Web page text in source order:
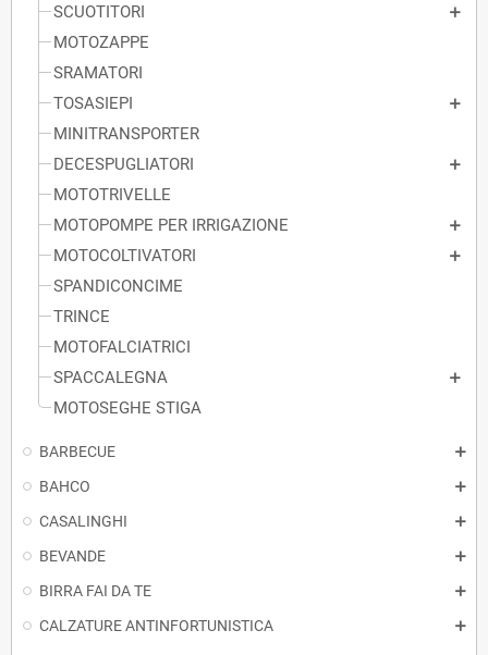
SCUOTITORI
MOTOZAPPE
SRAMATORI
TOSASIEPI
MINITRANSPORTER
DECESPUGLIATORI
MOTOTRIVELLE
MOTOPOMPE PER IRRIGAZIONE
MOTOCOLTIVATORI
SPANDICONCIME
TRINCE
MOTOFALCIATRICI
SPACCALEGNA
MOTOSEGHE STIGA
BARBECUE
BAHCO
CASALINGHI
BEVANDE
BIRRA FAI DA TE
CALZATURE ANTINFORTUNISTICA